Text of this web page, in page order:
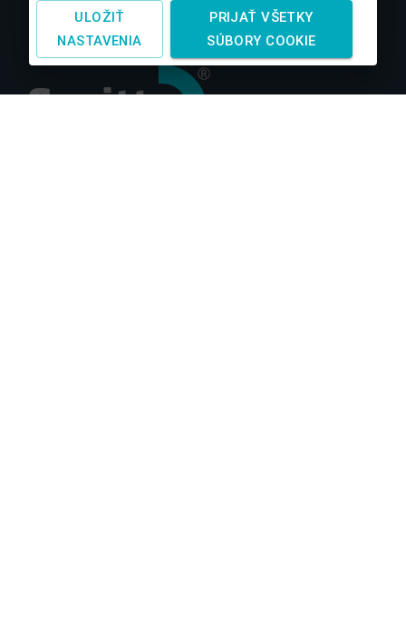
je možné bez takéhoto súhlasu
používať
ULOŽIŤ
NASTAVENIA
PRIJAŤ VŠETKY
SÚBORY COOKIE